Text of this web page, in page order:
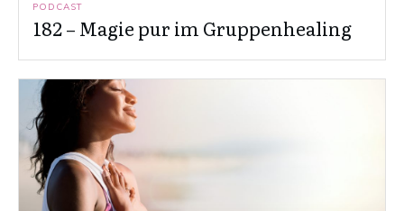
PODCAST
182 – Magie pur im Gruppenhealing